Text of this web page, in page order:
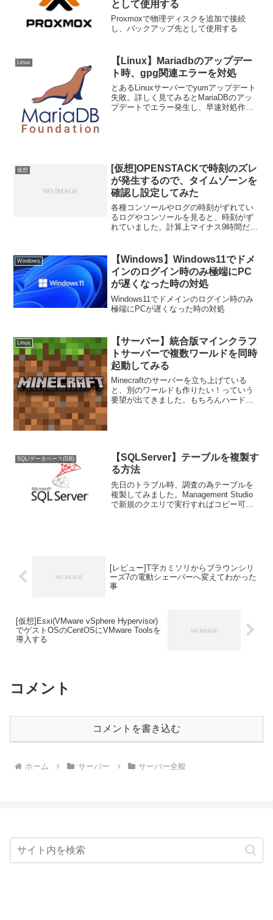
として使用する
Proxmoxで物理ディスクを追加で接続
し、バックアップ先として使用する
Linux
【Linux】Mariadbのアップデー
ト時、gpg関連エラーを対処
とあるLinuxサーバーでyumアップデート
失敗。詳しく見てみるとMariaDBのアッ
プデートでエラー発生し、早速対処作業
仮想
[仮想]OPENSTACKで時刻のズレ
が発生するので、タイムゾーンを
確認し設定してみた
各種コンソールやログの時刻がずれてい
るログやコンソールを見ると、時刻がず
れていました。計算上マイナス9時間だっ
変更GUIのダッシュボードから設定変更
は可能です。右上の...
Windows
【Windows】Windows11でドメ
インのログイン時のみ極端にPC
が遅くなった時の対処
Windows11でドメインのログイン時のみ
極端にPCが遅くなった時の対処
Linux
【サーバー】統合版マインクラフ
トサーバーで複数ワールドを同時
起動してみる
Minecraftのサーバーを立ち上げている
と、別のワールドも作りたい！っていう
要望が出てきました。もちろんハードウ
SQL/データベース(DB)
【SQLServer】テーブルを複製す
る方法
先日のトラブル時、調査の為テーブルを
複製してみました。Management Studio
で新規のクエリで実行すればコピー可能
[レビュー]T字カミソリからブラウンシリ
ーズ7の電動シェーバーへ変えてわかった
事
[仮想]Esxi(VMware vSphere Hypervisor)
でゲストOSのCentOSにVMware Toolsを
導入する
コメント
コメントを書き込む
ホーム サーバー サーバー全般